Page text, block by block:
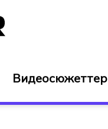
Видеосюжеттер